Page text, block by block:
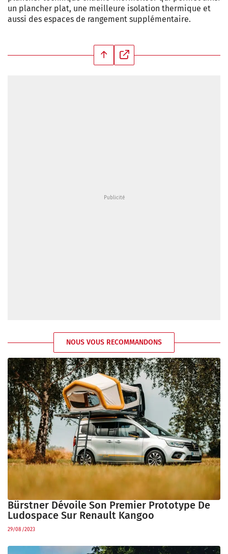
un plancher plat, une meilleure isolation thermique et
aussi des espaces de rangement supplémentaire.
NOUS VOUS RECOMMANDONS
Bürstner Dévoile Son Premier Prototype De
Ludospace Sur Renault Kangoo
29/08/2023